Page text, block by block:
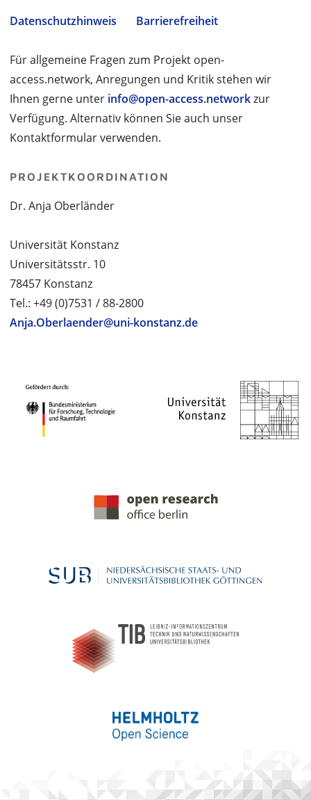
Datenschutzhinweis
Barrierefreiheit
Für allgemeine Fragen zum Projekt open-
access.network, Anregungen und Kritik stehen wir
Ihnen gerne unter info@open-access.networkzur
Verfügung. Alternativ können Sie auch unser
Kontaktformular verwenden.
PROJEKTKOORDINATION
Dr. Anja Oberländer
Universität Konstanz
Universitätsstr. 10
78457 Konstanz
Tel.: +49 (0)7531 / 88-2800
Anja.Oberlaender@uni-konstanz.de